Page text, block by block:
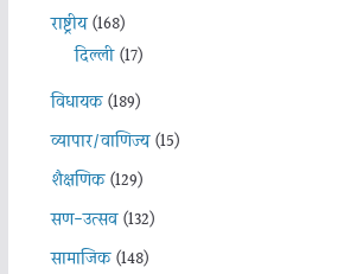
राष्ट्रीय(168)
दिल्ली(17)
विधायक(189)
व्यापार/वाणिज्य(15)
शैक्षणिक(129)
सण-उत्सव(132)
सामाजिक(148)